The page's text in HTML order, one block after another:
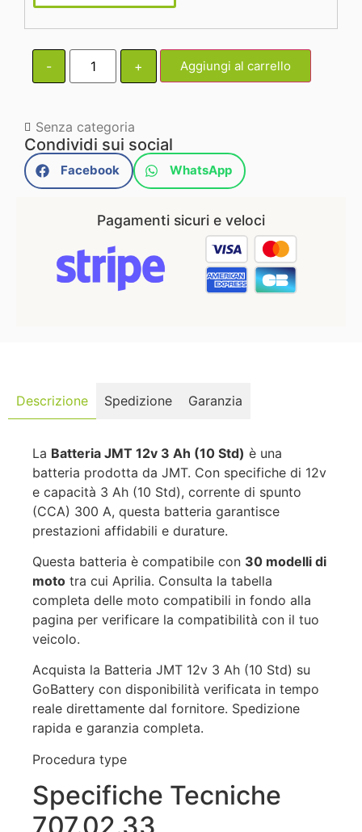
- + Aggiungi al carrello
Senza categoria
Condividi sui social
Facebook WhatsApp
Pagamenti sicuri e veloci
Descrizione Spedizione Garanzia
La Batteria JMT 12v 3 Ah (10 Std) è una
batteria prodotta da JMT. Con specifiche di 12v
e capacità 3 Ah (10 Std), corrente di spunto
(CCA) 300 A, questa batteria garantisce
prestazioni affidabili e durature.
Questa batteria è compatibile con 30 modelli di
moto tra cui Aprilia. Consulta la tabella
completa delle moto compatibili in fondo alla
pagina per verificare la compatibilità con il tuo
veicolo.
Acquista la Batteria JMT 12v 3 Ah (10 Std) su
GoBattery con disponibilità verificata in tempo
reale direttamente dal fornitore. Spedizione
rapida e garanzia completa.
Procedura type
Specifiche Tecniche